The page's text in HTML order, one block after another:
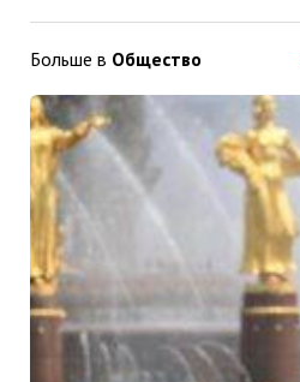
Больше в Общество